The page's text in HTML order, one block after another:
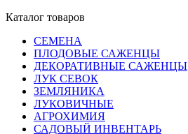
Каталог товаров
СЕМЕНА
ПЛОДОВЫЕ САЖЕНЦЫ
ДЕКОРАТИВНЫЕ САЖЕНЦЫ
ЛУК СЕВОК
ЗЕМЛЯНИКА
ЛУКОВИЧНЫЕ
АГРОХИМИЯ
САДОВЫЙ ИНВЕНТАРЬ